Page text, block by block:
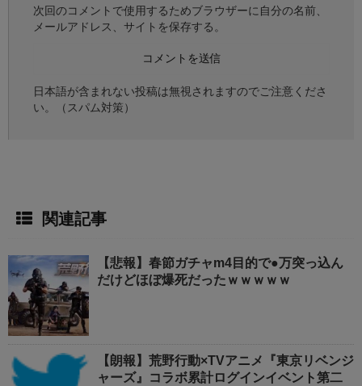
次回のコメントで使用するためブラウザーに自分の名前、
メールアドレス、サイトを保存する。
日本語が含まれない投稿は無視されますのでご注意くださ
い。（スパム対策）
関連記事
【悲報】春節ガチャm4目的で●万突っ込ん
だけどほぼ爆死だったｗｗｗｗｗ
【朗報】荒野行動×TVアニメ『東京リベンジ
ャーズ』コラボ累計ログインイベント第二